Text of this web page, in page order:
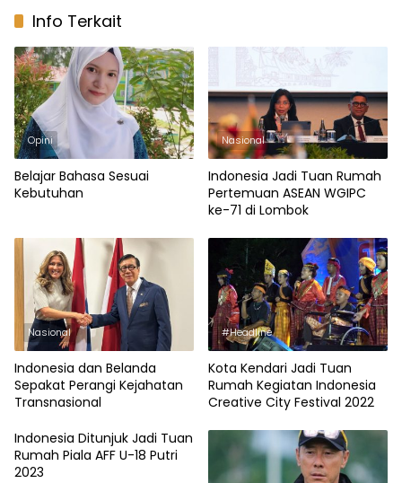
Info Terkait
Opini
Belajar Bahasa Sesuai
Kebutuhan
Nasional
Indonesia Jadi Tuan Rumah
Pertemuan ASEAN WGIPC
ke-71 di Lombok
Nasional
Indonesia dan Belanda
Sepakat Perangi Kejahatan
Transnasional
#Headline
Kota Kendari Jadi Tuan
Rumah Kegiatan Indonesia
Creative City Festival 2022
Indonesia Ditunjuk Jadi Tuan
Rumah Piala AFF U-18 Putri
2023